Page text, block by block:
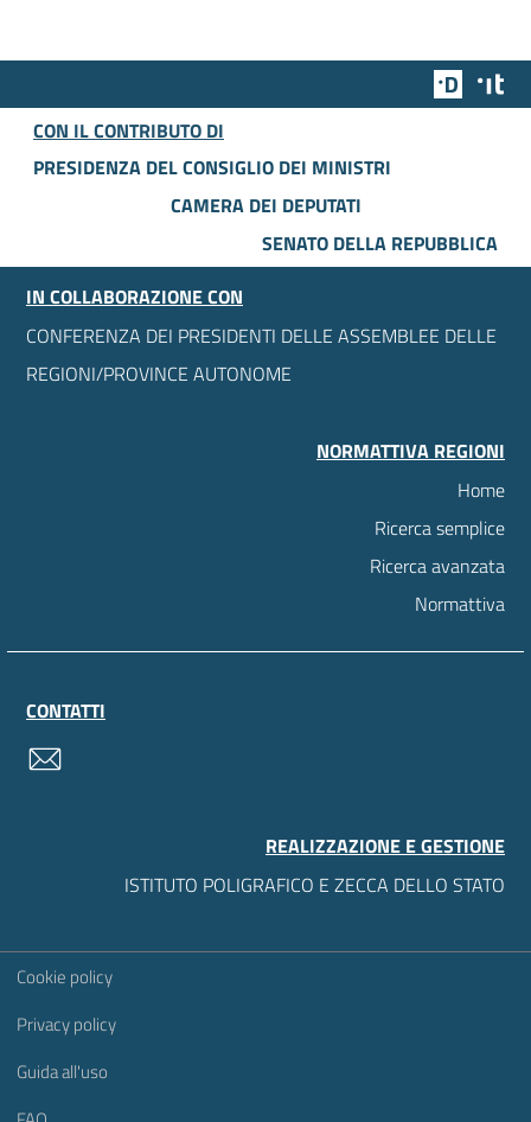
Team
CON IL CONTRIBUTO DI
PRESIDENZA DEL CONSIGLIO DEI MINISTRI
CAMERA DEI DEPUTATI
SENATO DELLA REPUBBLICA
IN COLLABORAZIONE CON
CONFERENZA DEI PRESIDENTI DELLE ASSEMBLEE DELLE
REGIONI/PROVINCE AUTONOME
NORMATTIVA REGIONI
Home
Ricerca semplice
Ricerca avanzata
Normattiva
CONTATTI
REALIZZAZIONE E GESTIONE
ISTITUTO POLIGRAFICO E ZECCA DELLO STATO
Sezione Link Utili
Cookie policy
Privacy policy
Guida all'uso